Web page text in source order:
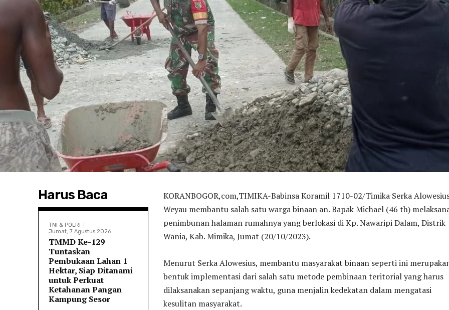
Harus Baca
TNI & POLRI
Jumat, 7 Agustus 2026
TMMD Ke-129
Tuntaskan
Pembukaan Lahan 1
Hektar, Siap Ditanami
untuk Perkuat
Ketahanan Pangan
Kampung Sesor
KORANBOGOR,com,TIMIKA-Babinsa Koramil 1710-02/Timika Serka
Weyau membantu salah satu warga binaan an. Bapak Michael (46 th)
penimbunan halaman rumahnya yang berlokasi di Kp. Nawaripi Dalam, Distrik
Wania, Kab. Mimika, Jumat (20/10/2023).
Menurut Serka Alowesius, membantu masyarakat binaan seperti ini
bentuk implementasi dari salah satu metode pembinaan teritorial yang harus
dilaksanakan sepanjang waktu, guna menjalin kedekatan dalam mengatasi
kesulitan masyarakat.